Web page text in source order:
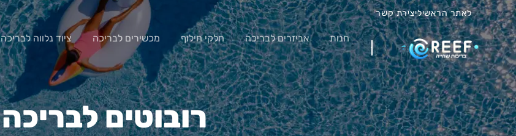
לאתר הראשיליצירת קשר
חנות אביזרים לבריכה חלקי חילוף מכשירים לבריכה ציוד נלווה לבריכה
רובוטים לבריכה